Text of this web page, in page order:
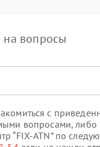
на вопросы
с
вопросами, либо
“FIX-ATN” по